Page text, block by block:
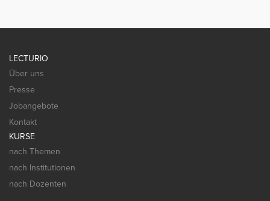
LECTURIO
Über uns
Presse
Jobangebote
Kontakt
KURSE
nach Themen
nach Institutionen
nach Dozenten